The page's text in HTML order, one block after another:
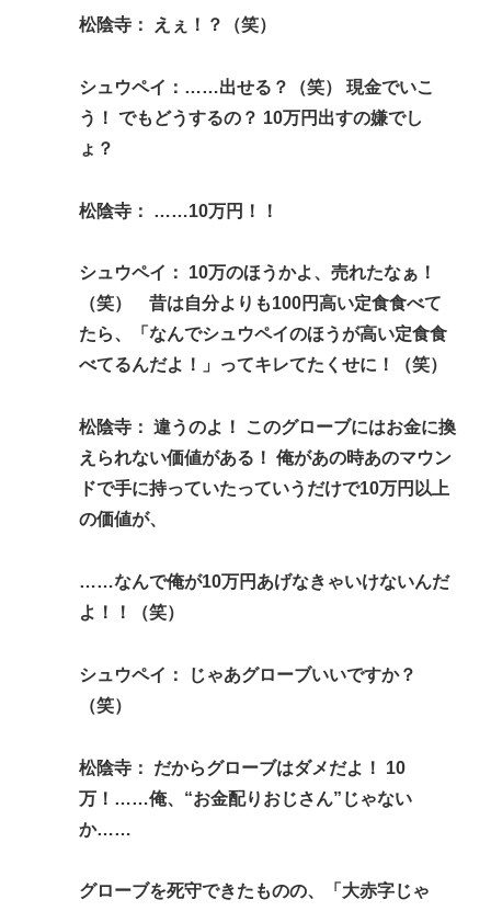
松陰寺： えぇ！？（笑）
シュウペイ：……出せる？（笑） 現金でいこ
う！ でもどうするの？ 10万円出すの嫌でし
ょ？
松陰寺： ……10万円！！
シュウペイ： 10万のほうかよ、売れたなぁ！
（笑） 昔は自分よりも100円高い定食食べて
たら、「なんでシュウペイのほうが高い定食食
べてるんだよ！」ってキレてたくせに！（笑）
松陰寺： 違うのよ！ このグローブにはお金に換
えられない価値がある！ 俺があの時あのマウン
ドで手に持っていたっていうだけで10万円以上
の価値が、
……なんで俺が10万円あげなきゃいけないんだ
よ！！（笑）
シュウペイ： じゃあグローブいいですか？
（笑）
松陰寺： だからグローブはダメだよ！ 10
万！……俺、“お金配りおじさん”じゃない
か……
グローブを死守できたものの、「大赤字じゃ